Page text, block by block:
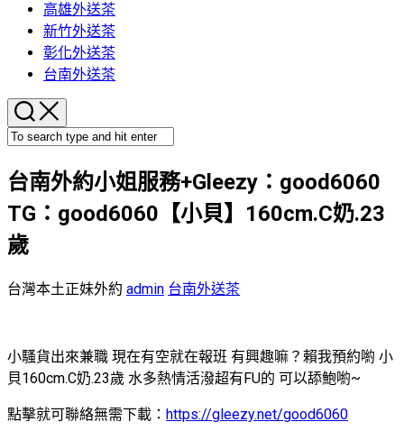
高雄外送茶
新竹外送茶
彰化外送茶
台南外送茶
台南外約小姐服務+Gleezy：good6060
TG：good6060【小貝】160cm.C奶.23
歲
台灣本土正妹外約 admin 台南外送茶
小騷貨出來兼職 現在有空就在報班 有興趣嘛？賴我預約喲 小
貝160cm.C奶.23歲 水多熱情活潑超有FU的 可以舔鮑喲~
點擊就可聯絡無需下載： https://gleezy.net/good6060